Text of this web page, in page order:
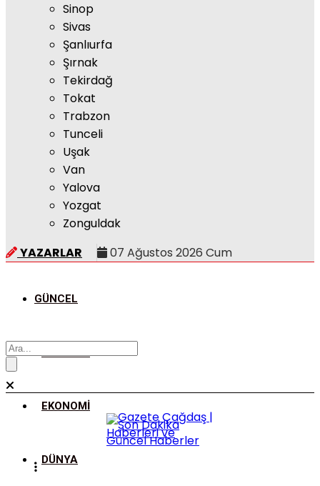
Sinop
Sivas
Şanlıurfa
Şırnak
Tekirdağ
Tokat
Trabzon
Tunceli
Uşak
Van
Yalova
Yozgat
Zonguldak
YAZARLAR
07 Ağustos 2026 Cum
GÜNCEL
POLITIKA
EKONOMI
DÜNYA